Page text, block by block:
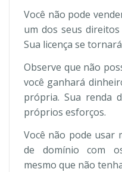
Você não pode
um dos seus
Sua licença se
Observe que não
você ganhará
própria. Sua renda
próprios esforços.
Você não pode usar
de domínio com
mesmo que não